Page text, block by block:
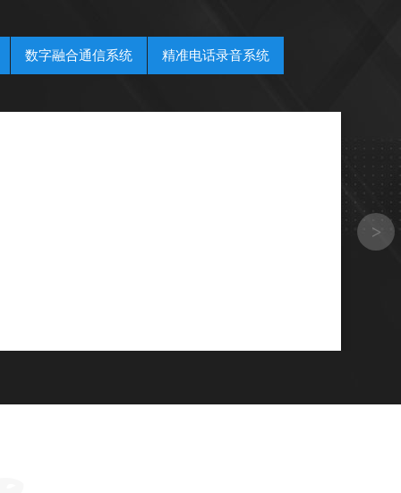
数字融合通信系统 精准电话录音系统